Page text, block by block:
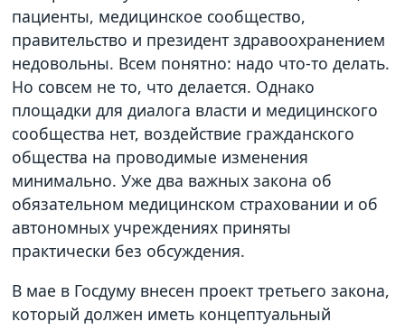
пациенты, медицинское сообщество,
правительство и президент здравоохранением
недовольны. Всем понятно: надо что-то делать.
Но совсем не то, что делается. Однако
площадки для диалога власти и медицинского
сообщества нет, воздействие гражданского
общества на проводимые изменения
минимально. Уже два важных закона об
обязательном медицинском страховании и об
автономных учреждениях приняты
практически без обсуждения.
В мае в Госдуму внесен проект третьего закона,
который должен иметь концептуальный